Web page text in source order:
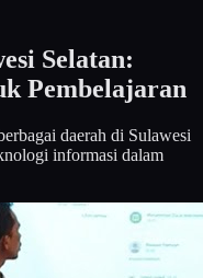
Selatan:
Pembelajaran
daerah di Sulawesi
informasi dalam